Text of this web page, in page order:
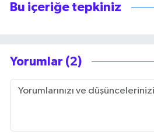
Bu içeriğe tepkiniz
Yorumlar (2)